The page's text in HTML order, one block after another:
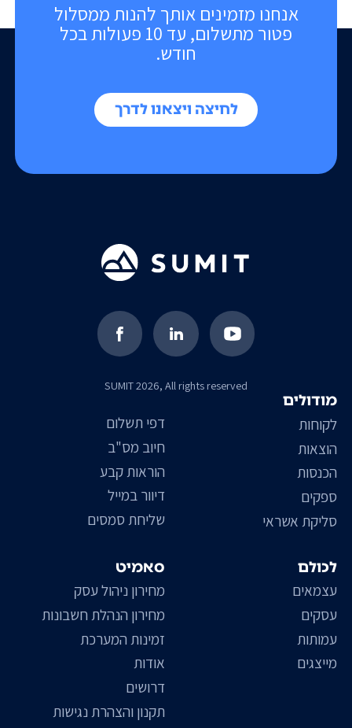
אנחנו מזמינים אותך להנות ממסלול
פטור מתשלום, עד 10 פעולות בכל
חודש.
לחיצה ויצאנו לדרך
SUMIT 2026, All rights reserved
סאמיט
מחירון ניהול עסק
מחירון הנהלת חשבונות
זמינות המערכת
אודות
דרושים
תקנון והצהרת נגישות
דפי תשלום
חיוב מס"ב
הוראות קבע
דיוור במייל
שליחת סמסים
מודולים
לקוחות
הוצאות
הכנסות
ספקים
סליקת אשראי
לכולם
עצמאים
עסקים
עמותות
מייצגים